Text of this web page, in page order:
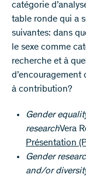
catégorie
table ronde qui a
suivantes: dans
le sexe comme
recherche et à
d’encouragement
à contribution?
Gender
researchVera
Présentation
Gender
and/or